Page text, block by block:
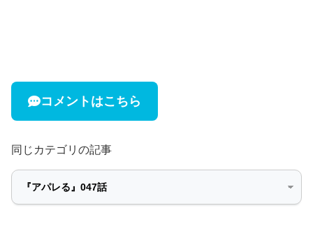
コメントはこちら
同じカテゴリの記事